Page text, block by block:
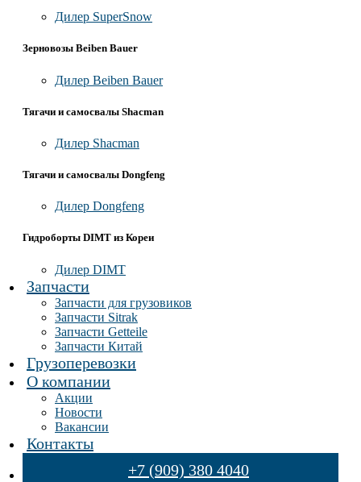
Дилер SuperSnow
Зерновозы Beiben Bauer
Дилер Beiben Bauer
Тягачи и самосвалы Shacman
Дилер Shacman
Тягачи и самосвалы Dongfeng
Дилер Dongfeng
Гидроборты DIMT из Кореи
Дилер DIMT
Запчасти
Запчасти для грузовиков
Запчасти Sitrak
Запчасти Getteile
Запчасти Китай
Грузоперевозки
О компании
Акции
Новости
Вакансии
Контакты
+7 (909) 380 4040